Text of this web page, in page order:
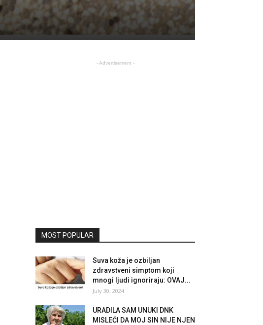
- Advertisement -
MOST POPULAR
Suva koža je ozbiljan
zdravstveni simptom koji
mnogi ljudi ignoriraju: OVAJ...
July 30, 2024
URADILA SAM UNUKI DNK
MISLEĆI DA MOJ SIN NIJE NJEN